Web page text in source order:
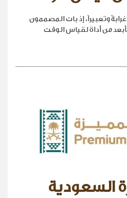
وتعبيراً، إذ بات المصممون
من أداة لقياس الوقت
السعودية